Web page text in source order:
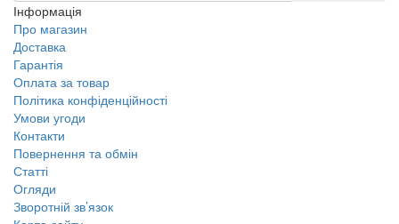
Інформація
Про магазин
Доставка
Гарантія
Оплата за товар
Політика конфіденційності
Умови угоди
Контакти
Повернення та обмін
Статті
Огляди
Зворотній зв’язок